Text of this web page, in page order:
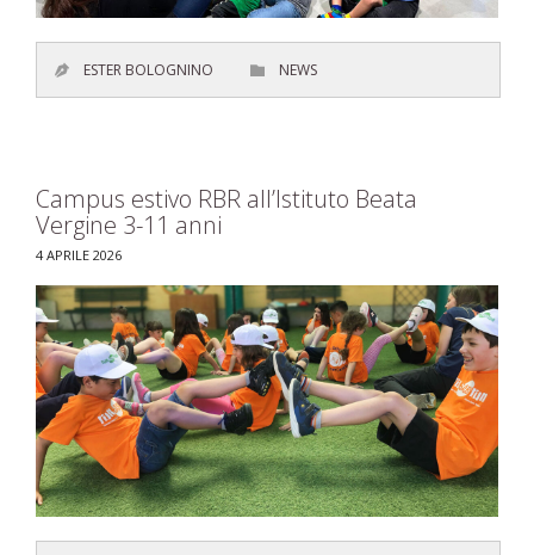
 ESTER BOLOGNINO  CATEGORY
NEWS
Campus estivo RBR all’Istituto Beata
Vergine 3-11 anni
4 APRILE 2026